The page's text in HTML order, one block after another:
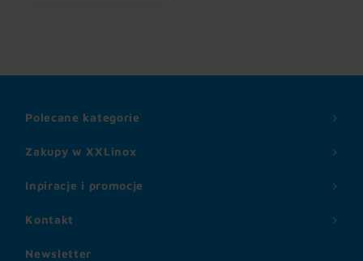
Zakupy w XXLinox
Inpiracje i promocje
Polecane kategorie
Kontakt
Newsletter